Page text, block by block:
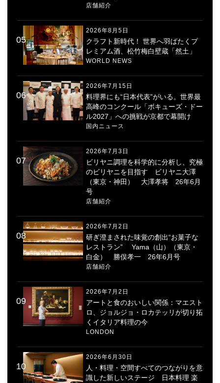
店舗紹介
2026年8月5日
クラフト新時代！ 世界へ羽ばたくプ
レミアム酒、松竹梅白壁蔵「然土」
WORLD NEWS
2026年7月15日
料理界にも“日本代表”がいる。世界最
高峰のコンクール「ボキューズ・ドー
ル2027」への挑戦が京都で幕開け
国内ニュース
2026年7月3日
ビリヤニ調理を科学的に分析し、究極
のビリヤニを目指す ビリヤニ大澤
（東京・神田） 大澤孝将 26年6月
号
店舗紹介
2026年7月2日
研ぎ澄まされた味覚の創出“お菓子な
レストラン” Yama（山）（東京・
白金） 勝俣孝一 26年6月号
店舗紹介
2026年7月2日
アートと食のおいしい関係：マエスト
ロ、ジョルジョ・ロカテッリが切り拓
くイタリア料理の今
LONDON
2026年6月30日
人・料理・空間すべてのつながりを意
識した新しいステージ 日本料理 楽